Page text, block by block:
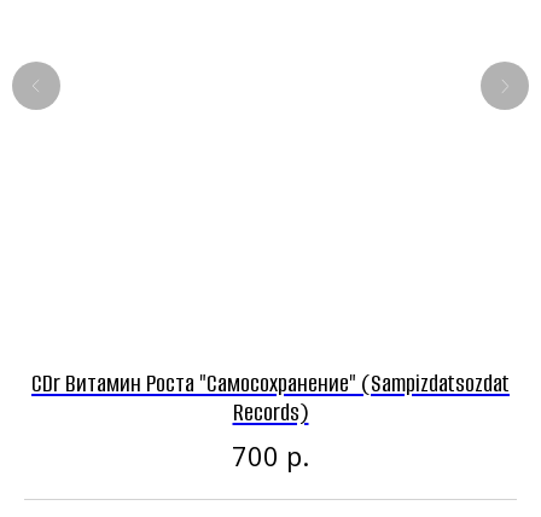
CDr Витамин Роста "Самосохранение" (Sampizdatsozdat
Records)
700 р.